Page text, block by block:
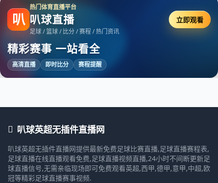
叭
热门体育直播平台
叭球直播
足球 / 篮球 / 比分 / 赛程 / 热门资讯
精彩赛事 一站看全
高清直播 即时比分 赛程提醒
立即观看
叭球英超无插件直播网
叭球英超无插件直播网提供最新免费足球比赛直播,足球直播赛程表,
足球直播在线直播观看免费,足球直播视频直播,24小时不间断更新足
球直播信号,无需亲临现场即可免费观看英超,西甲,德甲,意甲,中超,欧
冠等精彩足球直播赛事视频.